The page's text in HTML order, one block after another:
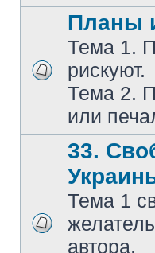
Планы
Тема 1.
рискуют.
Тема 2.
или
33.
Тема 1
автора.